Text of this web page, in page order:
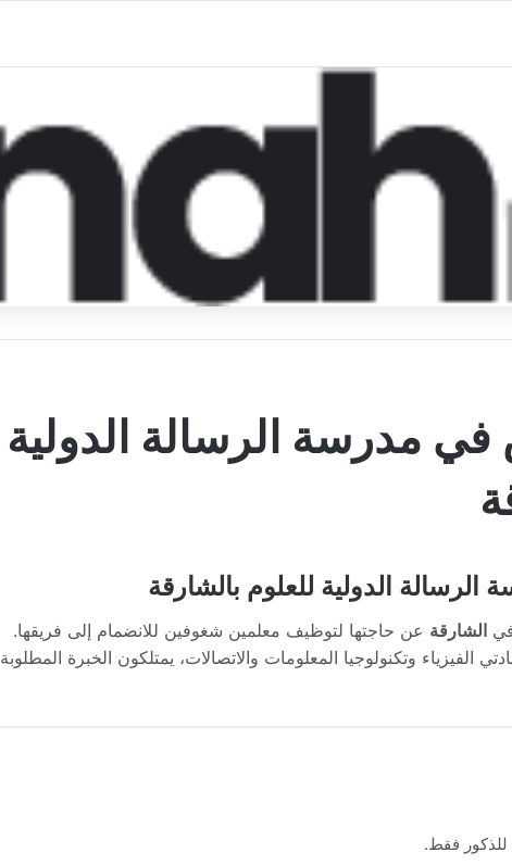
مدرسة الرسالة الدولية
الدولية للعلوم بالشارقة
الشارقة عن حاجتها لتوظيف معلمين شغوفين للانضمام إلى فريقها.
وتكنولوجيا المعلومات والاتصالات، يمتلكون الخبرة المطلوبة
للذكور فقط.